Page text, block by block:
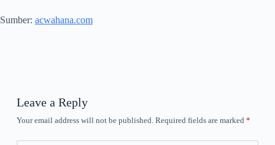
Sumber: acwahana.com
Leave a Reply
Your email address will not be published. Required fields are marked *